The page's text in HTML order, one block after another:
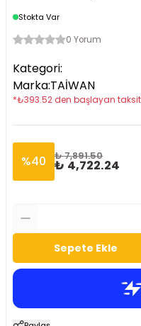
Stokta Var
0 Yorum
Kategori:
Marka:TAİWAN
*₺393.52 den başlayan
%40 ₺ 7,891.50
₺ 4,722.24
Sepete Ekle